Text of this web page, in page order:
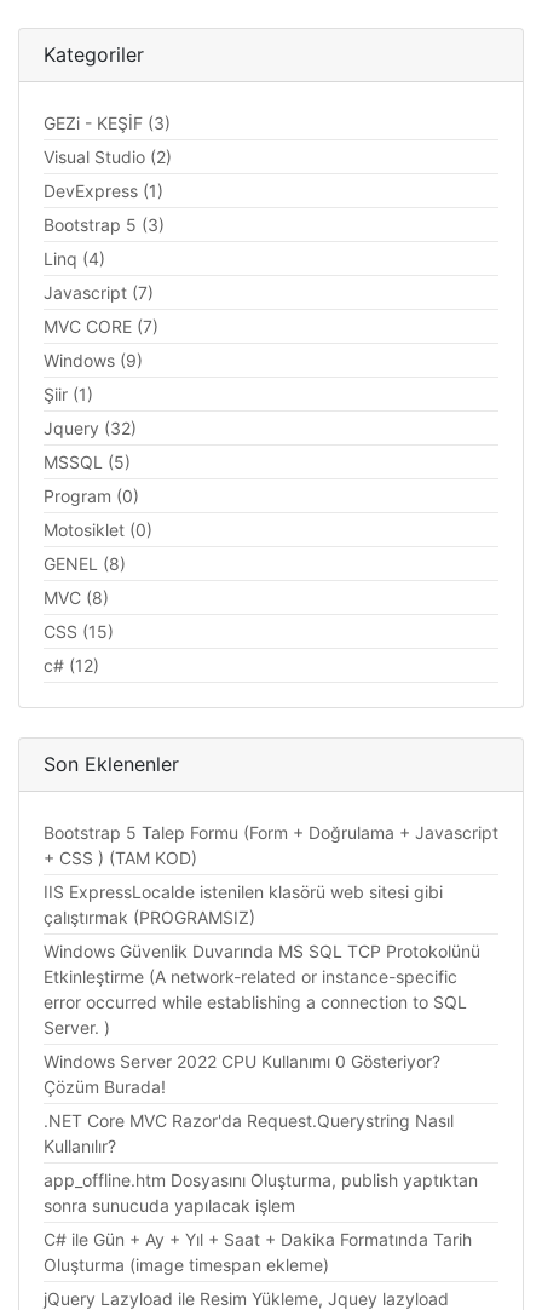
Kategoriler
GEZi - KEŞİF (3)
Visual Studio (2)
DevExpress (1)
Bootstrap 5 (3)
Linq (4)
Javascript (7)
MVC CORE (7)
Windows (9)
Şiir (1)
Jquery (32)
MSSQL (5)
Program (0)
Motosiklet (0)
GENEL (8)
MVC (8)
CSS (15)
c# (12)
Son Eklenenler
Bootstrap 5 Talep Formu (Form + Doğrulama + Javascript
+ CSS ) (TAM KOD)
IIS ExpressLocalde istenilen klasörü web sitesi gibi
çalıştırmak (PROGRAMSIZ)
Windows Güvenlik Duvarında MS SQL TCP Protokolünü
Etkinleştirme (A network-related or instance-specific
error occurred while establishing a connection to SQL
Server. )
Windows Server 2022 CPU Kullanımı 0 Gösteriyor?
Çözüm Burada!
.NET Core MVC Razor'da Request.Querystring Nasıl
Kullanılır?
app_offline.htm Dosyasını Oluşturma, publish yaptıktan
sonra sunucuda yapılacak işlem
C# ile Gün + Ay + Yıl + Saat + Dakika Formatında Tarih
Oluşturma (image timespan ekleme)
jQuery Lazyload ile Resim Yükleme, Jquey lazyload